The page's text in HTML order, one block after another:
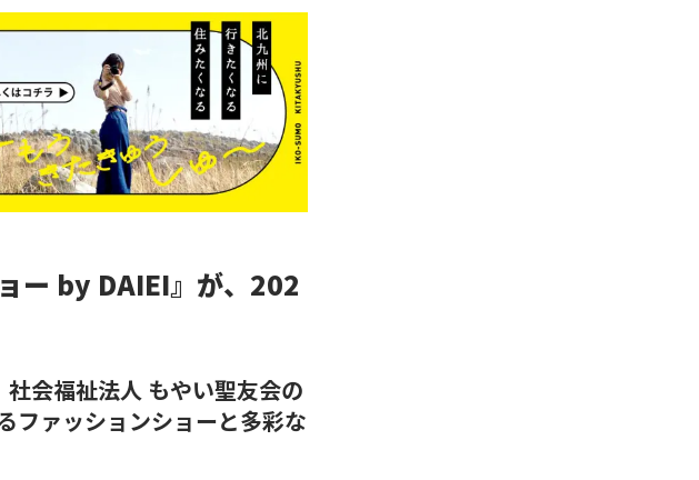
ー by DAIEI』が、202
会福祉法人 もやい聖友会の
ファッションショーと多彩な